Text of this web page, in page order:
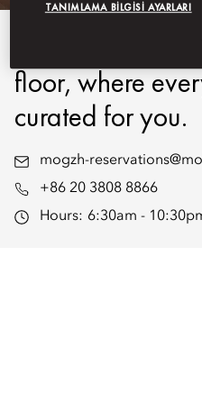
A private
floor, where
curated for you.
mogzh-
+86 20 3808 8866
Hours: 6:30am -
TANIMLAMA BILGISI AYARLARI